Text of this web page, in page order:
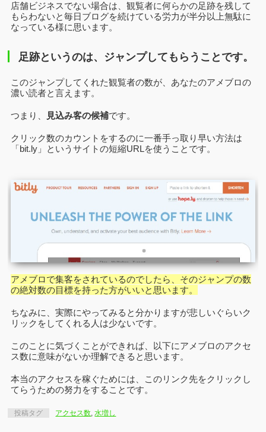
店舗ビジネスでない場合は、観覧者に何らかの足跡を残して
もらわないと毎日ブログを続けている労力が半分以上無駄に
なっている様に思います。
足跡というのは、ジャンプしてもらうことです。
このジャンプしてくれた観覧者の数が、あなたのアメブロの
濃い読者と言えます。
つまり、 見込み客の候補です。
クリック数のカウントをするのに一番手っ取り早い方法は
「bit.ly」というサイトの短縮URLを使うことです。
アメブロで集客をされているのでしたら、そのジャンプの数
の絶対数の目標を持った方がいいと思います。
ちなみに、実際にやってみると分かりますが悲しいぐらいク
リックをしてくれる人は少ないです。
このことに気づくことができれば、以下にアメブロのアクセ
ス数に意味がないか理解できると思います。
本当のアクセスを稼ぐためには、このリンク先をクリックし
てらうための努力をすることです。
投稿タグ アクセス数 ,水増し